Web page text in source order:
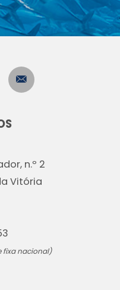
n.º 2
Vitória
fixa nacional)